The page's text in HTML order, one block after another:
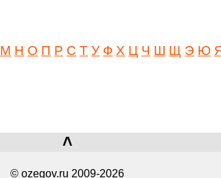
М Н О П Р С Т У Ф Х Ц Ч Ш Щ Э Ю
˄
© ozegov.ru 2009-2026